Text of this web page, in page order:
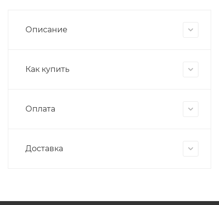
Описание
Как купить
Оплата
Доставка